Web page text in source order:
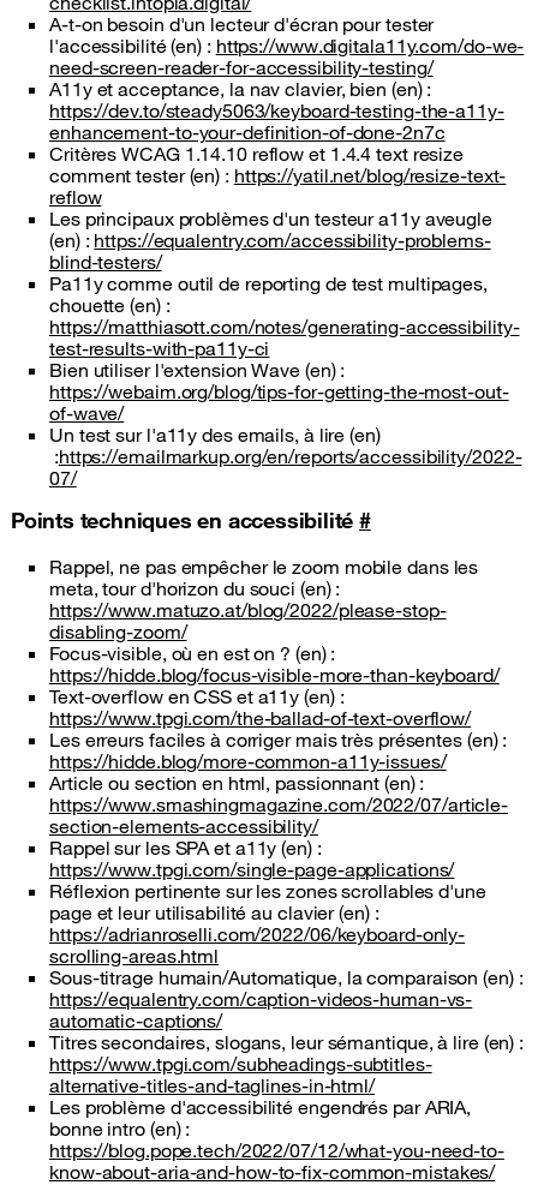
A-t-on besoin d'un lecteur d'écran pour tester
l'accessibilité (en) : https://www.digitala11y.com/do-we-
need-screen-reader-for-accessibility-testing/
A11y et acceptance, la nav clavier, bien (en) :
https://dev.to/steady5063/keyboard-testing-the-a11y-
enhancement-to-your-definition-of-done-2n7c
Critères WCAG 1.14.10 reflow et 1.4.4 text resize
comment tester (en) : https://yatil.net/blog/resize-text-
reflow
Les principaux problèmes d'un testeur a11y aveugle
(en) : https://equalentry.com/accessibility-problems-
blind-testers/
Pa11y comme outil de reporting de test multipages,
chouette (en) :
https://matthiasott.com/notes/generating-accessibility-
test-results-with-pa11y-ci
Bien utiliser l'extension Wave (en) :
https://webaim.org/blog/tips-for-getting-the-most-out-
of-wave/
Un test sur l'a11y des emails, à lire (en)
:https://emailmarkup.org/en/reports/accessibility/2022-
07/
Points techniques en accessibilité #
Rappel, ne pas empêcher le zoom mobile dans les
meta, tour d'horizon du souci (en) :
https://www.matuzo.at/blog/2022/please-stop-
disabling-zoom/
Focus-visible, où en est on ? (en) :
https://hidde.blog/focus-visible-more-than-keyboard/
Text-overflow en CSS et a11y (en) :
https://www.tpgi.com/the-ballad-of-text-overflow/
Les erreurs faciles à corriger mais très présentes (en) :
https://hidde.blog/more-common-a11y-issues/
Article ou section en html, passionnant (en) :
https://www.smashingmagazine.com/2022/07/article-
section-elements-accessibility/
Rappel sur les SPA et a11y (en) :
https://www.tpgi.com/single-page-applications/
Réflexion pertinente sur les zones scrollables d'une
page et leur utilisabilité au clavier (en) :
https://adrianroselli.com/2022/06/keyboard-only-
scrolling-areas.html
Sous-titrage humain/Automatique, la comparaison (en) :
https://equalentry.com/caption-videos-human-vs-
automatic-captions/
Titres secondaires, slogans, leur sémantique, à lire (en) :
https://www.tpgi.com/subheadings-subtitles-
alternative-titles-and-taglines-in-html/
Les problème d'accessibilité engendrés par ARIA,
bonne intro (en) :
https://blog.pope.tech/2022/07/12/what-you-need-to-
know-about-aria-and-how-to-fix-common-mistakes/